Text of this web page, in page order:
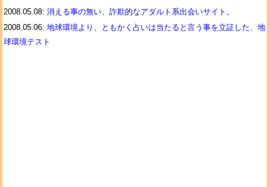
2008.05.08: 消える事の無い、詐欺的なアダルト系出会いサイト。
2008.05.06: 地球環境より、ともかく占いは当たると言う事を立証した、地
球環境テスト